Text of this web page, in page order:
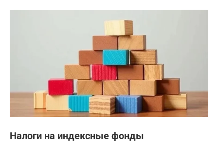
Налоги на индексные фонды